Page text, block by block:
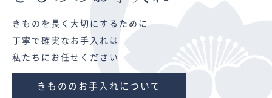
きものを長く大切にするために
丁寧で確実なお手入れは
私たちにお任せください
きもののお手入れについて